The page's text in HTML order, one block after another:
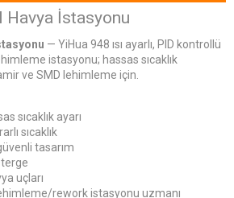
İstasyonu
— YiHua 948 ısı ayarlı, PID kontrollü
istasyonu; hassas sıcaklık
ve SMD lehimleme için.
sıcaklık ayarı
sıcaklık
tasarım
uçları
rework istasyonu uzmanı